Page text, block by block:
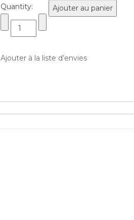
Quantity: Ajouter au panier
Ajouter à la liste d’envies